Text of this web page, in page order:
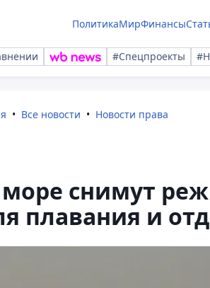
ПолитикаМирФинансы
#Спецпроекты
Все новости Новости права
снимут
плавания и